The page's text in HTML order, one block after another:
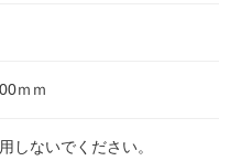
ｍｍ
しないでください。